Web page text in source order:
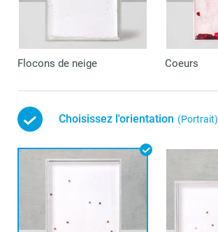
Flocons de neige Coeurs
Choisissez l'orientation (Portrait)